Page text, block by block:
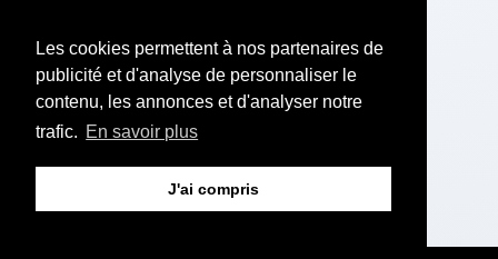
Les cookies permettent à nos partenaires de
publicité et d'analyse de personnaliser le
contenu, les annonces et d'analyser notre
trafic. En savoir plus
J'ai compris